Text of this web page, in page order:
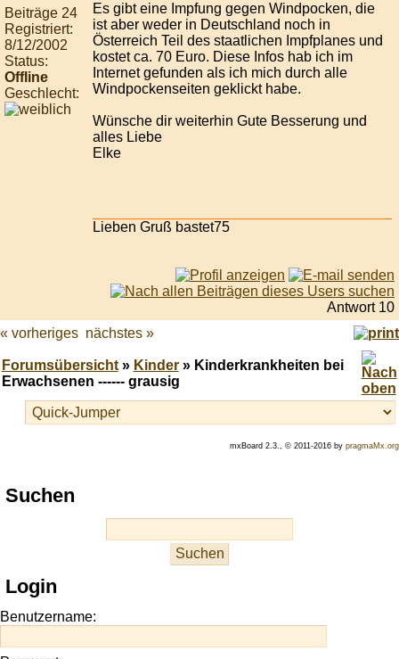
Beiträge 24
Registriert:
8/12/2002
Status:
Offline
Geschlecht:
Es gibt eine Impfung gegen Windpocken, die
ist aber weder in Deutschland noch in
Österreich Teil des staatlichen Impfplanes und
kostet ca. 70 Euro. Diese Infos hab ich im
Internet gefunden als ich mich durch alle
Windpockenseiten geklickt habe.
Wünsche dir weiterhin Gute Besserung und
alles Liebe
Elke
Lieben Gruß bastet75
Antwort 10
« vorheriges nächstes »
Forumsübersicht» Kinder» Kinderkrankheiten bei
Erwachsenen ------ grausig
mxBoard 2.3., © 2011-2016 by pragmaMx.org
Play
best
site
https://onlineslots.money/
Suchen
Login
Benutzername: